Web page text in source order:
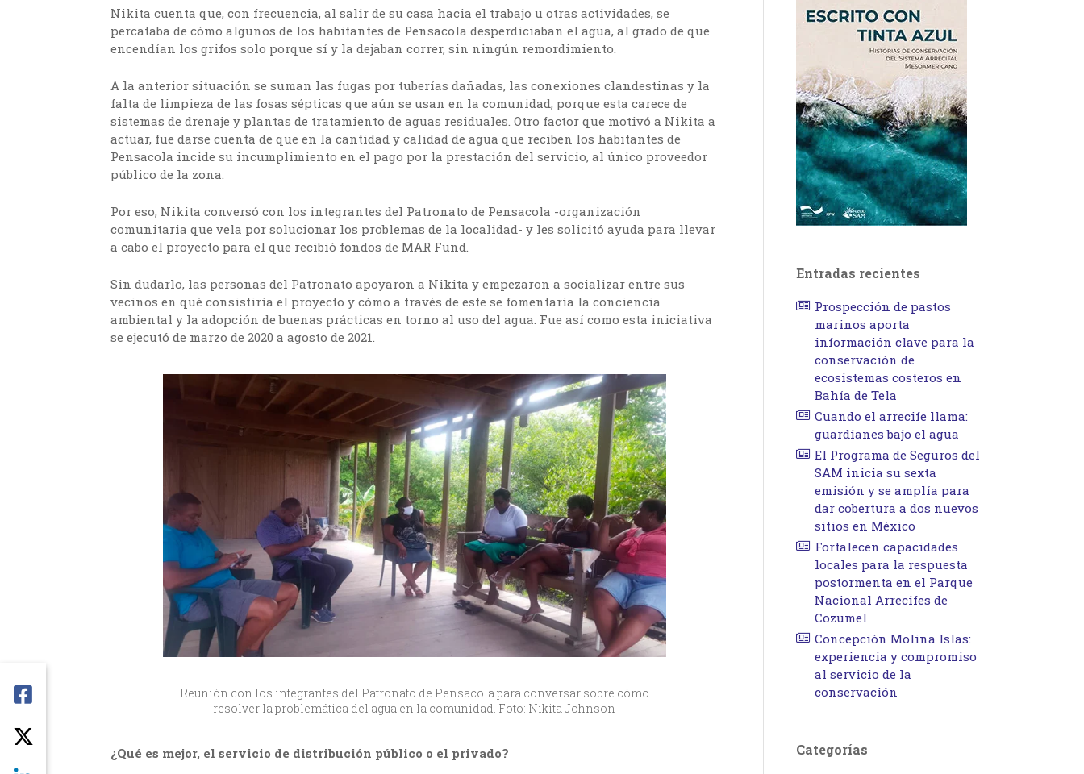
Nikita cuenta que, con frecuencia, al salir de su casa hacia el trabajo u otras actividades, se
percataba de cómo algunos de los habitantes de Pensacola desperdiciaban el agua, al grado de que
encendían los grifos solo porque sí y la dejaban correr, sin ningún remordimiento.
A la anterior situación se suman las fugas por tuberías dañadas, las conexiones clandestinas y la
falta de limpieza de las fosas sépticas que aún se usan en la comunidad, porque esta carece de
sistemas de drenaje y plantas de tratamiento de aguas residuales. Otro factor que motivó a Nikita a
actuar, fue darse cuenta de que en la cantidad y calidad de agua que reciben los habitantes de
Pensacola incide su incumplimiento en el pago por la prestación del servicio, al único proveedor
público de la zona.
Por eso, Nikita conversó con los integrantes del Patronato de Pensacola -organización
comunitaria que vela por solucionar los problemas de la localidad- y les solicitó ayuda para llevar
a cabo el proyecto para el que recibió fondos de MAR Fund.
Sin dudarlo, las personas del Patronato apoyaron a Nikita y empezaron a socializar entre sus
vecinos en qué consistiría el proyecto y cómo a través de este se fomentaría la conciencia
ambiental y la adopción de buenas prácticas en torno al uso del agua. Fue así como esta iniciativa
se ejecutó de marzo de 2020 a agosto de 2021.
Reunión con los integrantes del Patronato de Pensacola para conversar sobre cómo
resolver la problemática del agua en la comunidad. Foto: Nikita Johnson
¿Qué es mejor, el servicio de distribución público o el privado?
Entradas recientes
Prospección de pastos
marinos aporta
información clave para la
conservación de
ecosistemas costeros en
Bahía de Tela
Cuando el arrecife llama:
guardianes bajo el agua
El Programa de Seguros del
SAM inicia su sexta
emisión y se amplía para
dar cobertura a dos nuevos
sitios en México
Fortalecen capacidades
locales para la respuesta
postormenta en el Parque
Nacional Arrecifes de
Cozumel
Concepción Molina Islas:
experiencia y compromiso
al servicio de la
conservación
Categorías